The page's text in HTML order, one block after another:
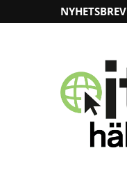
NYHETSBREV